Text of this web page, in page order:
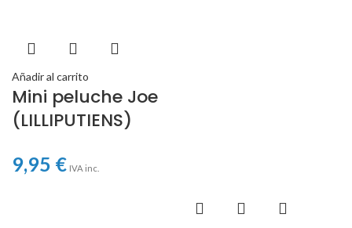
Añadir al carrito
Mini peluche Joe
(LILLIPUTIENS)
9,95 € IVA inc.